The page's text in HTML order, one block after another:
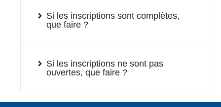
Si les inscriptions sont complètes,
que faire ?
Si les inscriptions ne sont pas
ouvertes, que faire ?